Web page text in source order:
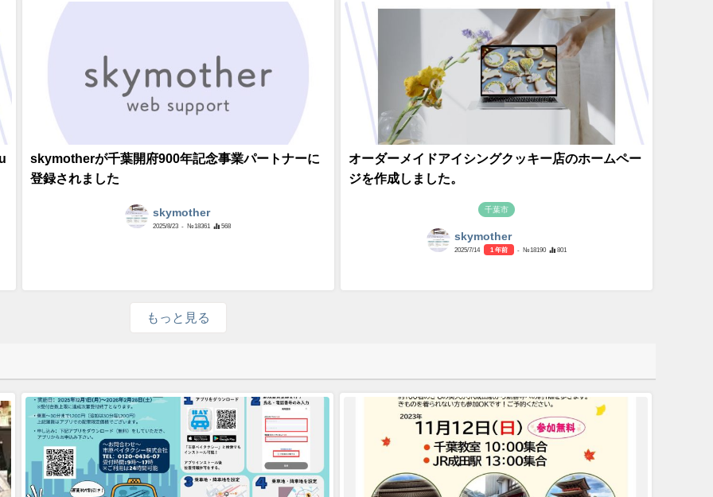
skymotherが千葉開府900年記念事業パートナーに
登録されました
skymother
2025/8/23 - №18361 568
オーダーメイドアイシングクッキー店のホームペー
ジを作成しました。
千葉市
skymother
2025/7/14 1 年前 - №18190 801
もっと見る